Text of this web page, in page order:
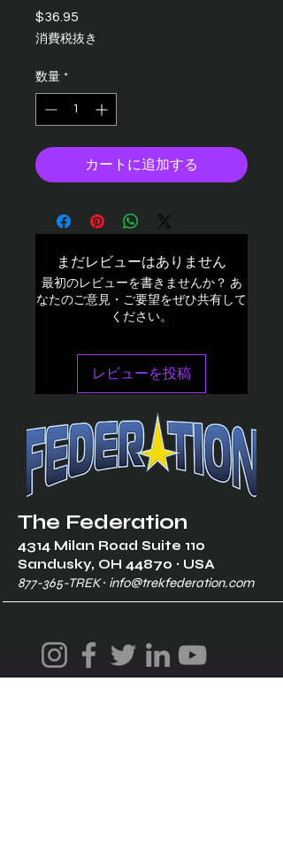
$36.95
格
消費税抜き
数量 *
カートに追加する
まだレビューはありません
最初のレビューを書きませんか？ あ
なたのご意見・ご要望をぜひ共有して
ください。
レビューを投稿
The Federation
4314 Milan Road Suite 110
Sandusky, OH 44870 ∙ USA
877-365-TREK ∙ info@trekfederation.com